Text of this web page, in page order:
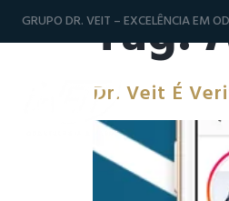
GRUPO DR. VEIT – EXCELÊNCIA EM
Tag:
Dr. Veit É